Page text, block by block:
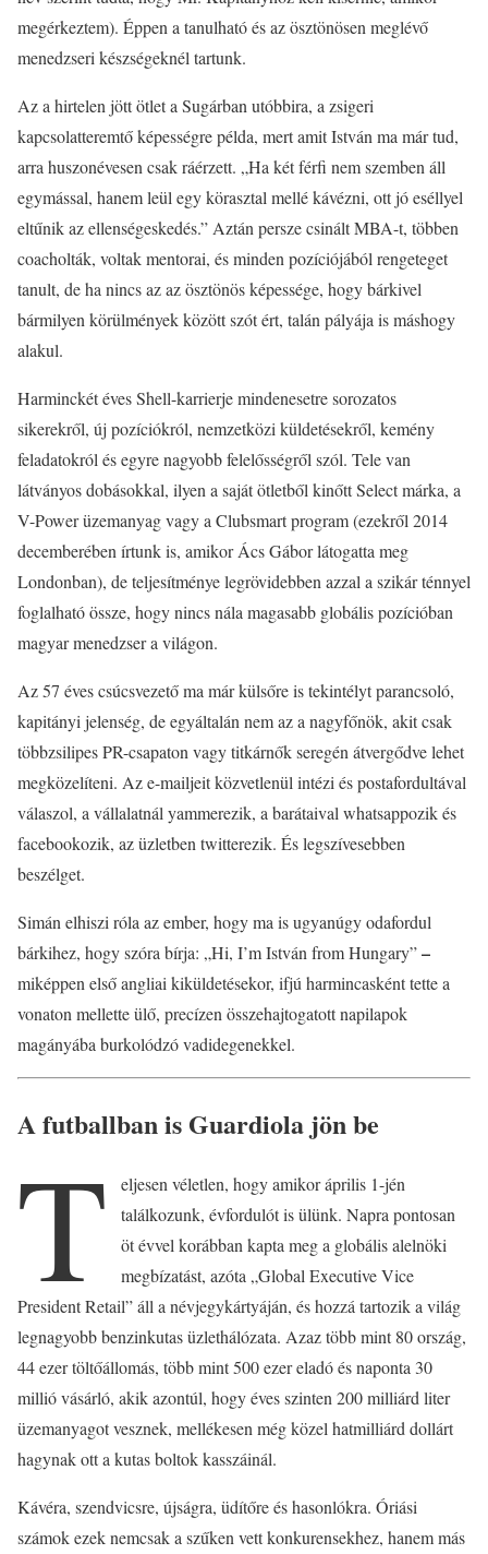
megérkeztem). Éppen a tanulható és az ösztönösen meglévő
menedzseri készségeknél tartunk.
Az a hirtelen jött ötlet a Sugárban utóbbira, a zsigeri
kapcsolatteremtő képességre példa, mert amit István ma már tud,
arra huszonévesen csak ráérzett. „Ha két férfi nem szemben áll
egymással, hanem leül egy körasztal mellé kávézni, ott jó eséllyel
eltűnik az ellenségeskedés.” Aztán persze csinált MBA-t, többen
coacholták, voltak mentorai, és minden pozíciójából rengeteget
tanult, de ha nincs az az ösztönös képessége, hogy bárkivel
bármilyen körülmények között szót ért, talán pályája is máshogy
alakul.
Harminckét éves Shell-karrierje mindenesetre sorozatos
sikerekről, új pozíciókról, nemzetközi küldetésekről, kemény
feladatokról és egyre nagyobb felelősségről szól. Tele van
látványos dobásokkal, ilyen a saját ötletből kinőtt Select márka, a
V-Power üzemanyag vagy a Clubsmart program (ezekről 2014
decemberében írtunk is, amikor Ács Gábor látogatta meg
Londonban), de teljesítménye legrövidebben azzal a szikár ténnyel
foglalható össze, hogy nincs nála magasabb globális pozícióban
magyar menedzser a világon.
Az 57 éves csúcsvezető ma már külsőre is tekintélyt parancsoló,
kapitányi jelenség, de egyáltalán nem az a nagyfőnök, akit csak
többzsilipes PR-csapaton vagy titkárnők seregén átvergődve lehet
megközelíteni. Az e-mailjeit közvetlenül intézi és postafordultával
válaszol, a vállalatnál yammerezik, a barátaival whatsappozik és
facebookozik, az üzletben twitterezik. És legszívesebben
beszélget.
Simán elhiszi róla az ember, hogy ma is ugyanúgy odafordul
bárkihez, hogy szóra bírja: „Hi, I’m István from Hungary”–
miképpen első angliai kiküldetésekor, ifjú harmincasként tette a
vonaton mellette ülő, precízen összehajtogatott napilapok
magányába burkolódzó vadidegenekkel.
A futballban is Guardiola jön be
T
eljesen véletlen, hogy amikor április 1-jén
találkozunk, évfordulót is ülünk. Napra pontosan
öt évvel korábban kapta meg a globális alelnöki
megbízatást, azóta „Global Executive Vice
President Retail” áll a névjegykártyáján, és hozzá tartozik a világ
legnagyobb benzinkutas üzlethálózata. Azaz több mint 80 ország,
44 ezer töltőállomás, több mint 500 ezer eladó és naponta 30
millió vásárló, akik azontúl, hogy éves szinten 200 milliárd liter
üzemanyagot vesznek, mellékesen még közel hatmilliárd dollárt
hagynak ott a kutas boltok kasszáinál.
Kávéra, szendvicsre, újságra, üdítőre és hasonlókra. Óriási
számok ezek nemcsak a szűken vett konkurensekhez, hanem más